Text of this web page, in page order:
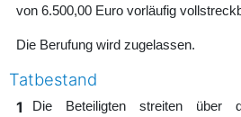
von 6.500,00 Euro vorläufig
Die Berufung wird zugelassen.
Tatbestand
1
Die Beteiligten streiten über